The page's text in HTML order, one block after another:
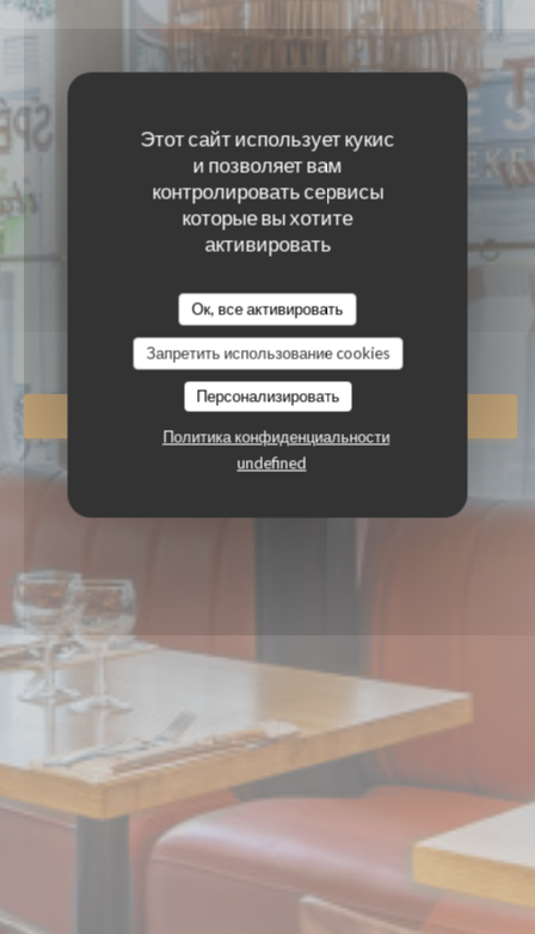
Этот сайт использует кукис
и позволяет вам
контролировать сервисы
которые вы хотите
активировать
Ок, все активировать
Запретить использование cookies
Персонализировать
Политика конфиденциальности
undefined
LA PIAZZETTA
LA PIAZZETTA
РЕСТОРАН ИТАЛИЯ - ПИЦЦЕРИЯ
LEVALLOIS-PERRET
ЗАБРОНИРОВАТЬ СТОЛИК